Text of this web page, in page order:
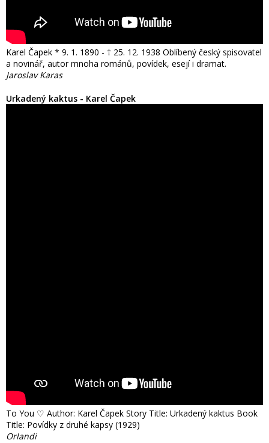
Karel Čapek * 9. 1. 1890 - † 25. 12. 1938 Oblíbený český spisovatel
a novinář, autor mnoha románů, povídek, esejí i dramat.
Jaroslav Karas
Urkadený kaktus - Karel Čapek
To You ♡ Author: Karel Čapek Story Title: Urkadený kaktus Book
Title: Povídky z druhé kapsy (1929)
Orlandi